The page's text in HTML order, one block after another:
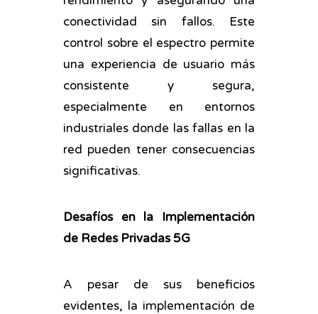
conectividad sin fallos. Este
control sobre el espectro permite
una experiencia de usuario más
consistente y segura,
especialmente en entornos
industriales donde las fallas en la
red pueden tener consecuencias
significativas.
Desafíos en la Implementación
de Redes Privadas 5G
A pesar de sus beneficios
evidentes, la implementación de